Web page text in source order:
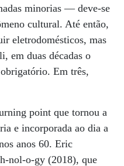
minorias — deve-se
cultural. Até então,
eletrodomésticos, mas
em duas décadas o
Em três,
point que tornou a
e incorporada ao dia a
anos 60. Eric
nol-o-gy (2018), que